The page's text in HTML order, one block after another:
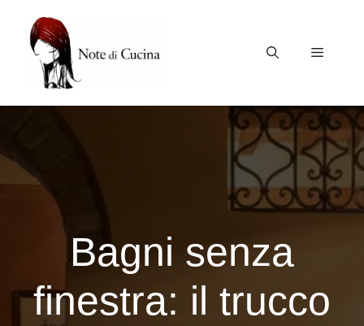
contenuto
Menu
Bagni senza
finestra: il trucco